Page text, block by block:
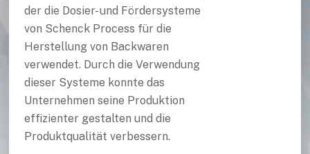
der die Dosier- und Fördersysteme
von Schenck Process für die
Herstellung von Backwaren
verwendet. Durch die Verwendung
dieser Systeme konnte das
Unternehmen seine Produktion
effizienter gestalten und die
Produktqualität verbessern.